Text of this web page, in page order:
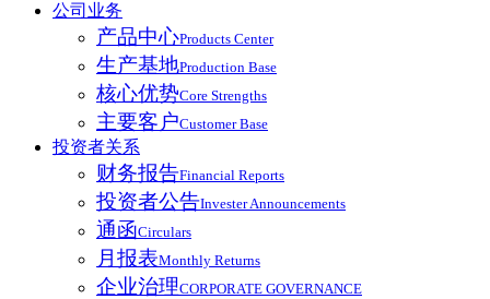
公司业务
产品中心Products Center
生产基地Production Base
核心优势Core Strengths
主要客户Customer Base
投资者关系
财务报告Financial Reports
投资者公告Invester Announcements
通函Circulars
月报表Monthly Returns
企业治理CORPORATE GOVERNANCE